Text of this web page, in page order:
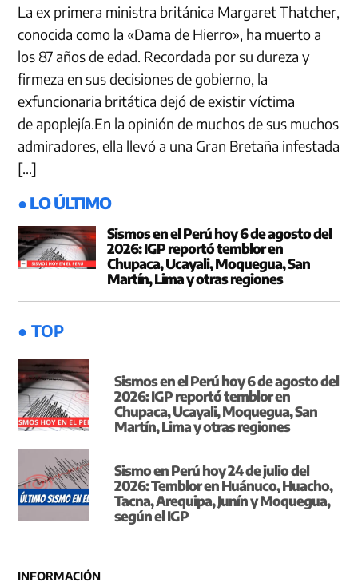
La ex primera ministra británica Margaret Thatcher,
conocida como la «Dama de Hierro», ha muerto a
los 87 años de edad. Recordada por su dureza y
firmeza en sus decisiones de gobierno, la
exfuncionaria britática dejó de existir víctima
de apoplejía.En la opinión de muchos de sus muchos
admiradores, ella llevó a una Gran Bretaña infestada
[…]
● LO ÚLTIMO
Sismos en el Perú hoy 6 de agosto del
2026: IGP reportó temblor en
Chupaca, Ucayali, Moquegua, San
Martín, Lima y otras regiones
● TOP
Sismos en el Perú hoy 6 de agosto del
2026: IGP reportó temblor en
Chupaca, Ucayali, Moquegua, San
Martín, Lima y otras regiones
Sismo en Perú hoy 24 de julio del
2026: Temblor en Huánuco, Huacho,
Tacna, Arequipa, Junín y Moquegua,
según el IGP
INFORMACIÓN